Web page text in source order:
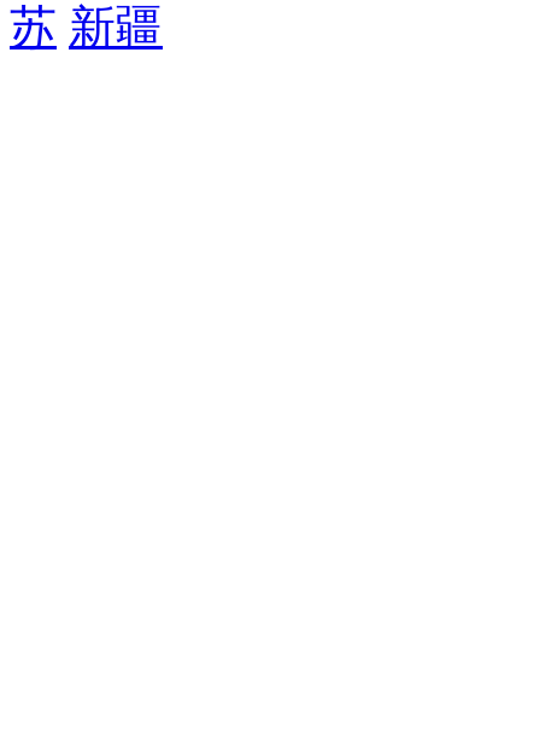
苏 新疆